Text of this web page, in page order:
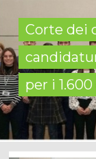
Corte dei
per i